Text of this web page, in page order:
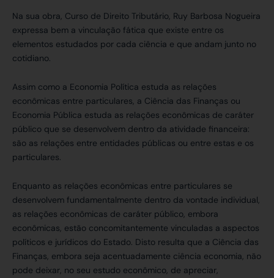
Na sua obra, Curso de Direito Tributário, Ruy Barbosa Nogueira
expressa bem a vinculação fática que existe entre os
elementos estudados por cada ciência e que andam junto no
cotidiano.
Assim como a Economia Política estuda as relações
econômicas entre particulares, a Ciência das Finanças ou
Economia Pública estuda as relações econômicas de caráter
público que se desenvolvem dentro da atividade financeira:
são as relações entre entidades públicas ou entre estas e os
particulares.
Enquanto as relações econômicas entre particulares se
desenvolvem fundamentalmente dentro da vontade individual,
as relações econômicas de caráter público, embora
econômicas, estão concomitantemente vinculadas a aspectos
políticos e jurídicos do Estado. Disto resulta que a Ciência das
Finanças, embora seja acentuadamente ciência economia, não
pode deixar, no seu estudo econômico, de apreciar,